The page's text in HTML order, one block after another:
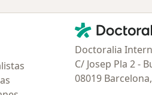
Contacto
Doctoralia - Página de
Doctoralia
C/ Josep Pla 2 -
08019